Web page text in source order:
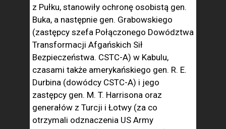
z Pułku, stanowiły ochronę osobistą gen.
Buka, a następnie gen. Grabowskiego
(zastępcy szefa Połączonego Dowództwa
Transformacji Afgańskich Sił
Bezpieczeństwa. CSTC-A) w Kabulu,
czasami także amerykańskiego gen. R. E.
Durbina (dowódcy CSTC-A) i jego
zastępcy gen. M. T. Harrisona oraz
generałów z Turcji i Łotwy (za co
otrzymali odznaczenia US Army